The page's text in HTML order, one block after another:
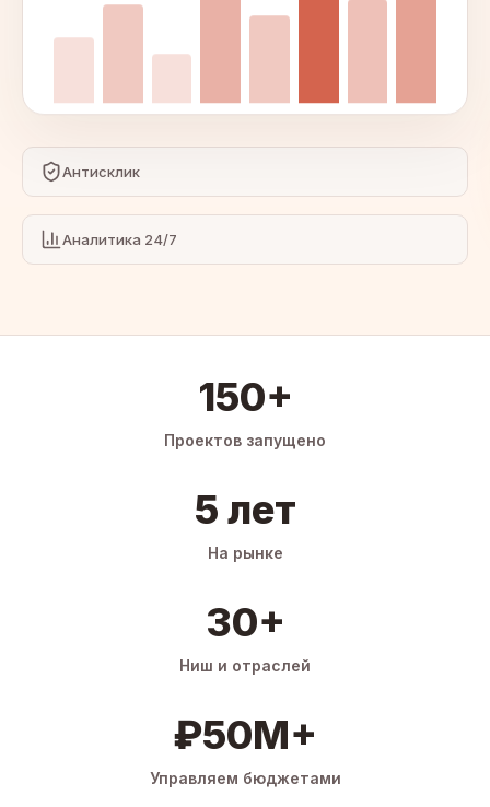
Антисклик
Аналитика 24/7
150+
Проектов запущено
5 лет
На рынке
30+
Ниш и отраслей
₽50M+
Управляем бюджетами